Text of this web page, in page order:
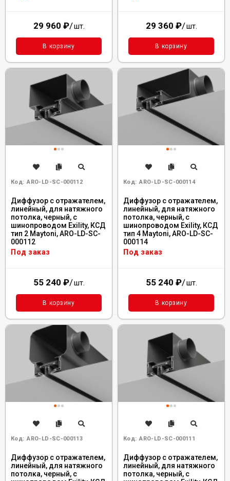
29 960 ₽/шт.
В корзину
29 360 ₽/шт.
В корзину
Код: ARO-LD-SC-000112
Диффузор с отражателем,
линейный, для натяжного
потолка, черный, с
шинопроводом Exility, КСД
тип 2 Maytoni, ARO-LD-SC-
000112
Под заказ
55 240 ₽/шт.
В корзину
Код: ARO-LD-SC-000114
Диффузор с отражателем,
линейный, для натяжного
потолка, черный, с
шинопроводом Exility, КСД
тип 4 Maytoni, ARO-LD-SC-
000114
Под заказ
55 240 ₽/шт.
В корзину
Код: ARO-LD-SC-000113
Диффузор с отражателем,
линейный, для натяжного
потолка, черный, с
Код: ARO-LD-SC-000111
Диффузор с отражателем,
линейный, для натяжного
потолка, черный, с